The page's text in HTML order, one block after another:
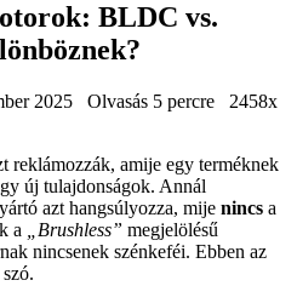
BLDC vs.
2025 Olvasás 5 percre
2458x
reklámozzák, amije egy terméknek
új tulajdonságok. Annál
azt hangsúlyozza, mije nincs a
a
„Brushless” megjelölésű
nincsenek szénkeféi. Ebben az